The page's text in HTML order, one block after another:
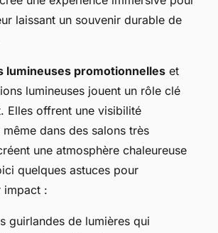
laissant un souvenir durable de
lumineuses promotionnelles et
lumineuses jouent un rôle clé
Elles offrent une visibilité
dans des salons très
une atmosphère chaleureuse
quelques astuces pour
impact :
guirlandes de lumières qui